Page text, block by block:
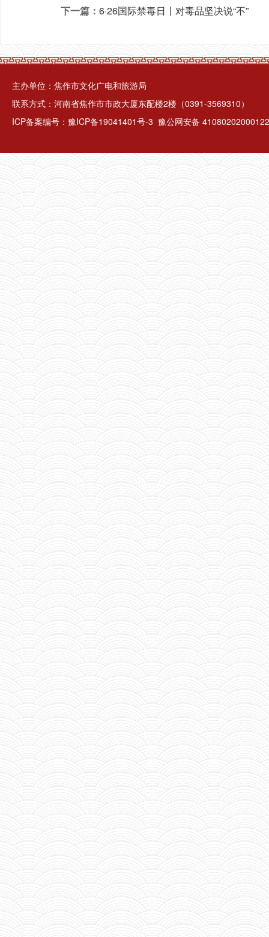
下一篇： 6·26国际禁毒日丨对毒品坚决说“不”
主办单位：焦作市文化广电和旅游局
联系方式：河南省焦作市市政大厦东配楼2楼（0391-3569310）
ICP备案编号： 豫ICP备19041401号-3 豫公网安备